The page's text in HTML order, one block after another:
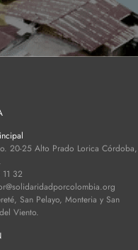
20-25 Alto Prado Lorica Córdoba,
32
San Pelayo, Monteria y San
Viento.